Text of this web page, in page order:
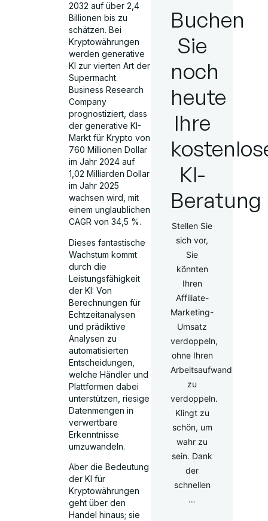
2032 auf über 2,4
Billionen bis zu
schätzen. Bei
Kryptowährungen
werden generative
KI zur vierten Art der
Supermacht.
Business Research
Company
prognostiziert, dass
der generative KI-
Markt für Krypto von
760 Millionen Dollar
im Jahr 2024 auf
1,02 Milliarden Dollar
im Jahr 2025
wachsen wird, mit
einem unglaublichen
CAGR von 34,5 %.
Dieses fantastische
Wachstum kommt
durch die
Leistungsfähigkeit
der KI: Von
Berechnungen für
Echtzeitanalysen
und prädiktive
Analysen zu
automatisierten
Entscheidungen,
welche Händler und
Plattformen dabei
unterstützen, riesige
Datenmengen in
verwertbare
Erkenntnisse
umzuwandeln.
Aber die Bedeutung
der KI für
Kryptowährungen
geht über den
Handel hinaus; sie
Buchen
Sie
noch
heute
Ihre
KI-
Beratung
Stellen Sie
sich vor,
Sie
könnten
Ihren
Affiliate-
Marketing-
Umsatz
verdoppeln,
ohne Ihren
Arbeitsaufwand
zu
verdoppeln.
Klingt zu
schön, um
wahr zu
sein. Dank
der
schnellen
…